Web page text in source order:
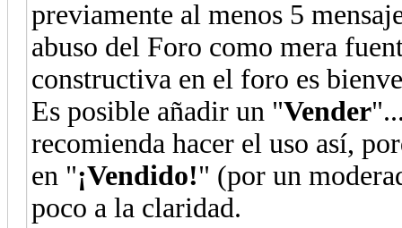
previamente al menos 5
abuso del Foro como mera
constructiva en el foro es
Es posible añadir un "Vender
recomienda hacer el uso así,
en "¡Vendido!" (por un
poco a la claridad.